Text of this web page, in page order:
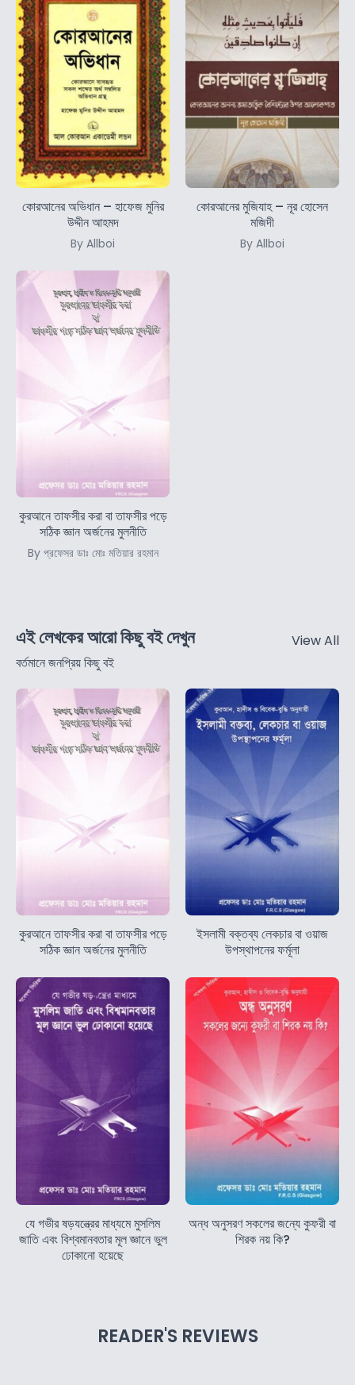
কোরআনের অভিধান – হাফেজ মুনির
উদ্দীন আহমদ
By Allboi
কোরআনের মুজিযাহ – নূর হোসেন
মজিদী
By Allboi
কুরআনে তাফসীর করা বা তাফসীর পড়ে
সঠিক জ্ঞান অর্জনের মুলনীতি
By প্রফেসর ডাঃ মোঃ মতিয়ার রহমান
এই লেখকের আরো কিছু বই দেখুন
বর্তমানে জনপ্রিয় কিছু বই
View All
কুরআনে তাফসীর করা বা তাফসীর পড়ে
সঠিক জ্ঞান অর্জনের মুলনীতি
ইসলামী বক্তব্য লেকচার বা ওয়াজ
উপস্থাপনের ফর্মূলা
যে গভীর ষড়যন্ত্রের মাধ্যমে মুসলিম
জাতি এবং বিশ্বমানবতার মূল জ্ঞানে ভুল
ঢোকানো হয়েছে
অন্ধ অনুসরণ সকলের জন্যে কুফরী বা
শিরক নয় কি?
READER'S REVIEWS